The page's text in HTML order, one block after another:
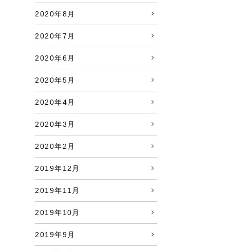
2020年8月
2020年7月
2020年6月
2020年5月
2020年4月
2020年3月
2020年2月
2019年12月
2019年11月
2019年10月
2019年9月